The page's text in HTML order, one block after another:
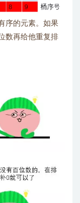
序的元素。如果
数再给他重复排